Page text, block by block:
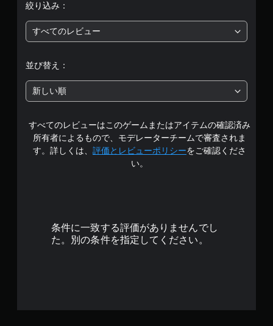
5
段
中
の
5
で
絞り込み：
すべてのレビュー
並び替え：
新しい順
すべてのレビューはこのゲームまたはアイテムの確認済み
所有者によるもので、モデレーターチームで審査されま
す。詳しくは、 評価とレビューポリシーをご確認くださ
い。
条件に一致する評価がありませんでし
た。別の条件を指定してください。